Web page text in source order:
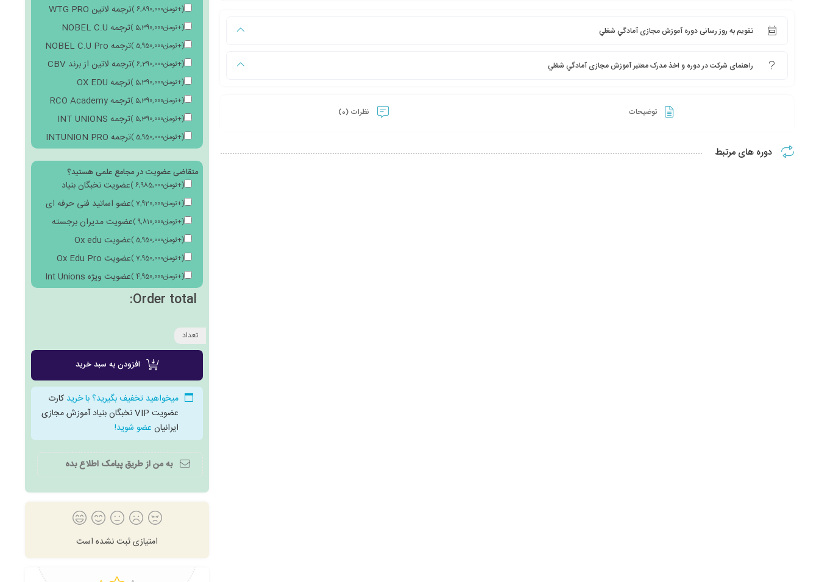
تقویم به روز رسانی دوره آموزش مجازی آمادگي شغلي
راهنمای شرکت در دوره و اخذ مدرک معتبر آموزش مجازی آمادگي شغلي
توضیحات نظرات (0)
دوره های مرتبط
ترجمه لاتین WTG PRO (
+
6,890,000تومان )
ترجمه NOBEL C.U (
+
5,390,000تومان )
ترجمه NOBEL C.U Pro (
+
5,950,000تومان )
ترجمه لاتین از برند CBV (
+
6,290,000تومان )
ترجمه OX EDU (
+
5,390,000تومان )
ترجمه RCO Academy (
+
5,390,000تومان )
ترجمه INT UNIONS (
+
5,390,000تومان )
ترجمه INTUNION PRO (
+
5,950,000تومان )
متقاضی عضویت در مجامع علمی هستید؟
عضویت نخبگان بنیاد (
+
6,985,000تومان )
عضو اساتید فنی حرفه ای (
+
7,920,000تومان )
عضویت مدیران برجسته (
+
9,810,000تومان )
عضویت Ox edu (
+
5,950,000تومان )
عضویت Ox Edu Pro (
+
7,950,000تومان )
عضویت ویژه Int Unions (
+
4,950,000تومان )
Order total:
تعداد
افزودن به سبد خرید
میخواهید تخفیف بگیرید؟ با خرید کارت
عضویت VIP نخبگان بنیاد آموزش مجازی
ایرانیان عضو شوید!
به من از طریق پیامک اطلاع بده
امتیازی ثبت نشده است